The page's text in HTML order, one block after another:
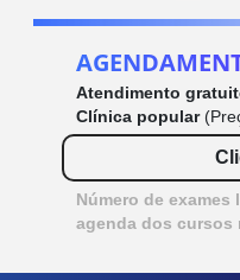
Atendimento
Clínica popular
Número de exames
agenda dos cursos